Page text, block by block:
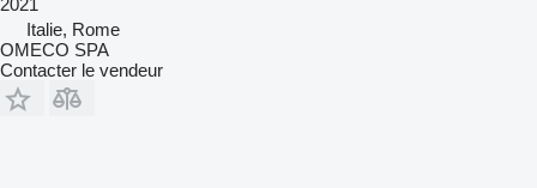
Italie, Rome
OMECO SPA
Contacter le vendeur